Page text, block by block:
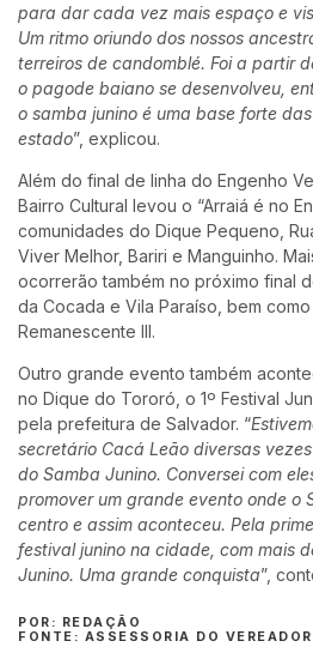
para dar cada vez mais espaço e
Um ritmo oriundo dos nossos
terreiros de candomblé. Foi a partir
o pagode baiano se desenvolveu,
o samba junino é uma base forte
estado”, explicou.
Além do final de linha do Engenho
Bairro Cultural levou o “Arraiá é no
comunidades do Dique Pequeno,
Viver Melhor, Bariri e Manguinho.
ocorrerão também no próximo final
da Cocada e Vila Paraíso, bem
Remanescente III.
Outro grande evento também
no Dique do Tororó, o 1º Festival
pela prefeitura de Salvador. “
secretário Cacá Leão diversas
do Samba Junino. Conversei com
promover um grande evento onde o
centro e assim aconteceu. Pela
festival junino na cidade, com mais
Junino. Uma grande conquista”,
POR: REDAÇÃO
FONTE: ASSESSORIA DO VEREADOR